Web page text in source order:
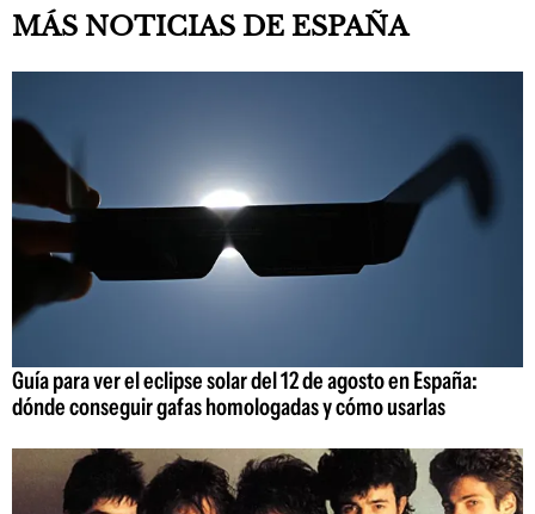
MÁS NOTICIAS DE ESPAÑA
Guía para ver el eclipse solar del 12 de agosto en España:
dónde conseguir gafas homologadas y cómo usarlas